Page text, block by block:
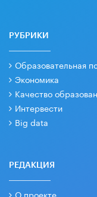
РУБРИКИ
Образовательная
Экономика
Качество
Интервести
Big data
РЕДАКЦИЯ
О проекте